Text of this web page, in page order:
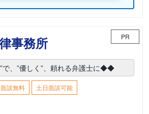
事務所 PR
、”優しく”、頼れる弁護士に◆◆
談無料
土日面談可能